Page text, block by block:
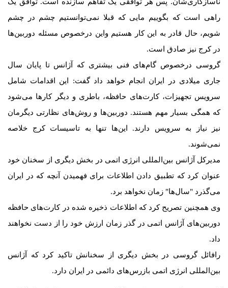
راهی است که بگوییم مایی که قبلا نمی‌توانستیم چشم در چشم
شویم، حال قادر به این کار هستیم واین درخصوص مسئله دوربین‌ها
در کرج نیز صادق است.
گروسی درخصوص گام‌های فنی بیشتری که آژانس تا پایان سال
جاری میلادی در ایران انجام خواهد داد گفت: این اقدامات شامل
سرویس تجهیزات، کارت‌های حافظه، باطری و دیگر کارها می‌شود
که همگی بسیار مهم هستند. دوربین‌ها و روش‌های نظارتی‌ دیگرمان
نیز نیاز به سرویس دارند. این‌ها تنها به تاسیسات کرج خلاصه
نمی‌شوند.
مدیرکل آژانس بین‌المللی انرژی اتمی در بخش دیگری از سخنان خود
عنوان کرد که تطبیق دادن اطلاعات برای فهمیدن آنچه که در ایران
می‌گذرد "سال‌ها" زمان نخواهد برد.
وی همچنین تصریح کرد که اطلاعات ذخیره شده در کارت‌های حافظه
دوربین‌های آژانس اتمی در گذر زمان ارزش خود را از دست نخواهند
داد.
رافائل گروسی در بخش دیگری از سخنانش تاکید کرد که آژانس
بین‌المللی انرژی اتمی بازرس‌های دائمی در ایران دارد.